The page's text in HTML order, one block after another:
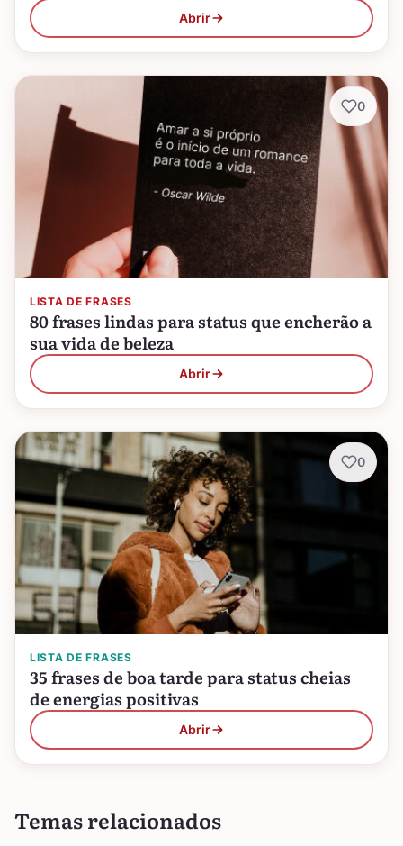
Abrir
LISTA DE FRASES
80 frases lindas para status que encherão a
sua vida de beleza
Abrir
0
LISTA DE FRASES
35 frases de boa tarde para status cheias
de energias positivas
Abrir
0
Temas relacionados